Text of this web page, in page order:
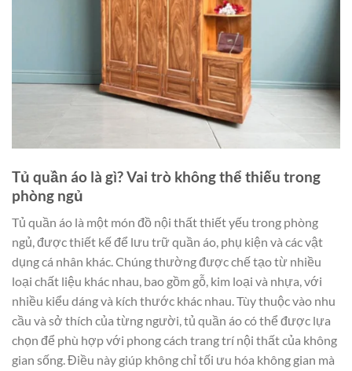
Tủ quần áo là gì? Vai trò không thể thiếu trong
phòng ngủ
Tủ quần áo là một món đồ nội thất thiết yếu trong phòng
ngủ, được thiết kế để lưu trữ quần áo, phụ kiện và các vật
dụng cá nhân khác. Chúng thường được chế tạo từ nhiều
loại chất liệu khác nhau, bao gồm gỗ, kim loại và nhựa, với
nhiều kiểu dáng và kích thước khác nhau. Tùy thuộc vào nhu
cầu và sở thích của từng người, tủ quần áo có thể được lựa
chọn để phù hợp với phong cách trang trí nội thất của không
gian sống. Điều này giúp không chỉ tối ưu hóa không gian mà